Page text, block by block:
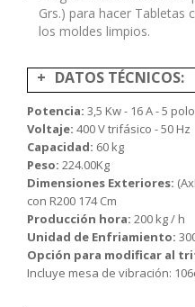
Grs.) para hacer Tabletas
los moldes limpios.
DATOS TÉCNICOS:
Potencia: 3,5 Kw - 16 A - 5
Voltaje: 400 V trifásico - 50 Hz
Capacidad: 60 kg
Peso: 224.00Kg
Dimensiones Exteriores:
con R200 174 Cm
Producción hora: 200 kg / h
Unidad de Enfriamiento:
Opción para modificar al
Incluye mesa de vibración: